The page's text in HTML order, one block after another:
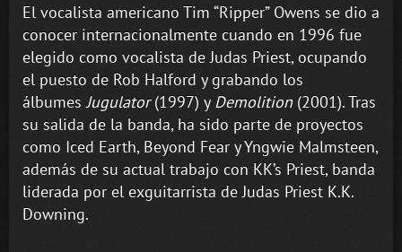
El vocalista americano Tim “Ripper” Owens se dio a
conocer internacionalmente cuando en 1996 fue
elegido como vocalista de Judas Priest, ocupando
el puesto de Rob Halford y grabando los
álbumes Jugulator(1997) y Demolition(2001). Tras
su salida de la banda, ha sido parte de proyectos
como Iced Earth, Beyond Fear y Yngwie Malmsteen,
además de su actual trabajo con KK’s Priest, banda
liderada por el exguitarrista de Judas Priest K.K.
Downing.